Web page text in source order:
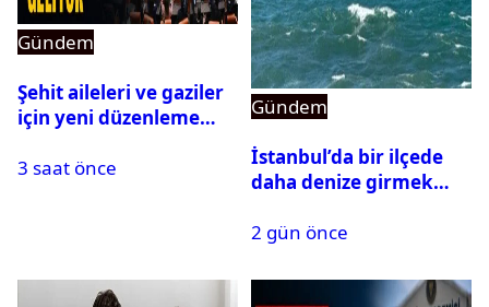
Gündem
Şehit aileleri ve gaziler
için yeni düzenleme
3 saat önce
Gündem
İstanbul’da bir ilçede
daha denize girmek
2 gün önce